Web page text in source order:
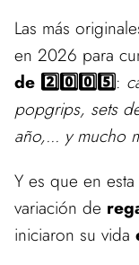
Las más
en 2026 para
de 2️⃣0️⃣0️⃣5️⃣:
popgrips, sets
año,... y mucho
Y es que en
variación de
iniciaron su vida